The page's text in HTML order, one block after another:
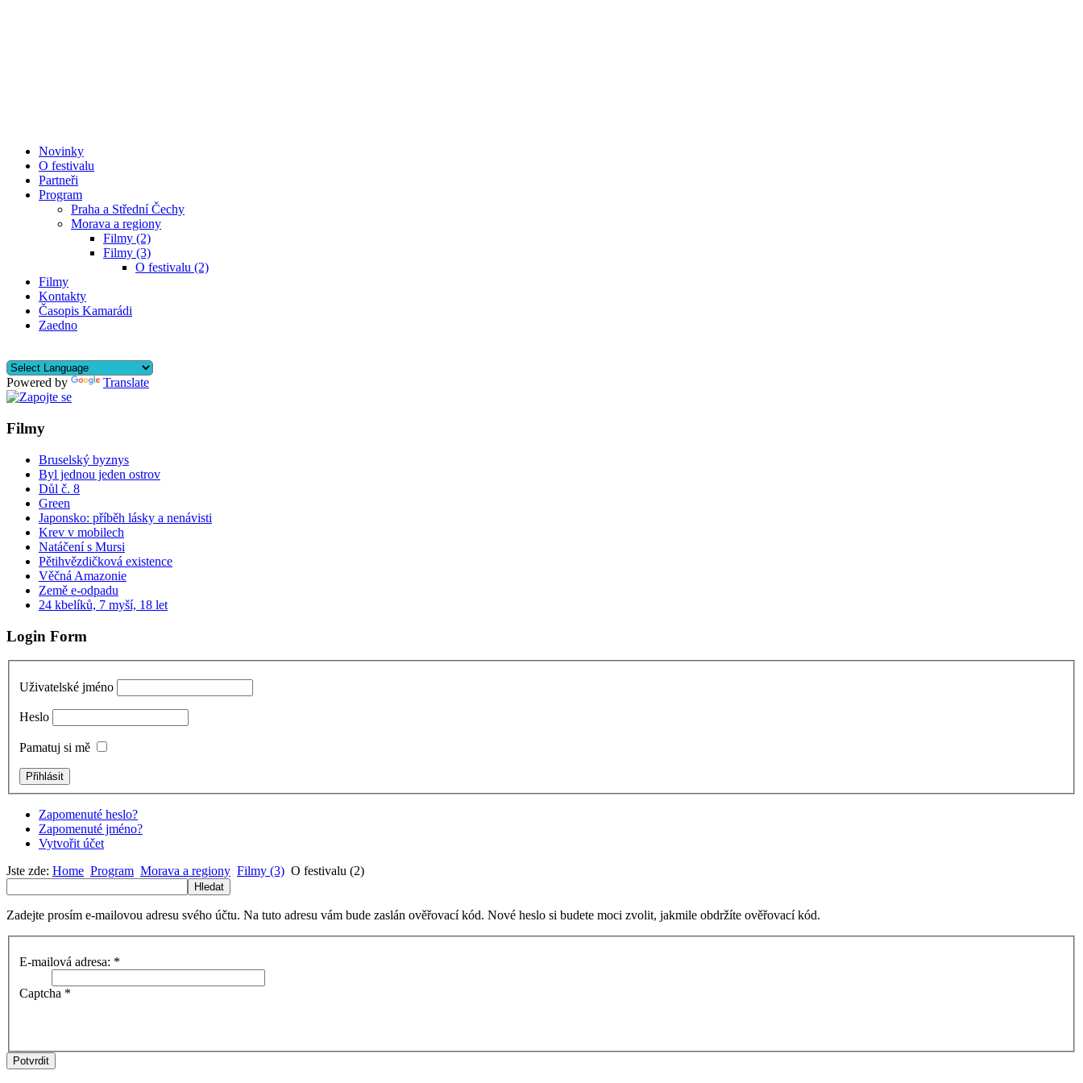
Novinky
O festivalu
Partneři
Program
Praha a Střední Čechy
Morava a regiony
Filmy (2)
Filmy (3)
O festivalu (2)
Filmy
Kontakty
Časopis Kamarádi
Zaedno
Powered by Translate
Filmy
Bruselský byznys
Byl jednou jeden ostrov
Důl č. 8
Green
Japonsko: příběh lásky a nenávisti
Krev v mobilech
Natáčení s Mursi
Pětihvězdičková existence
Věčná Amazonie
Země e-odpadu
24 kbelíků, 7 myší, 18 let
Login Form
Uživatelské jméno
Heslo
Pamatuj si mě
Zapomenuté heslo?
Zapomenuté jméno?
Vytvořit účet
Jste zde: Home Program Morava a regiony Filmy (3) O festivalu (2)
Hledat
Zadejte prosím e-mailovou adresu svého účtu. Na tuto adresu vám bude zaslán ověřovací kód. Nové heslo si budete moci zvolit, jakmile obdržíte ověřovací kód.
E-mailová adresa: *
Captcha *
Potvrdit